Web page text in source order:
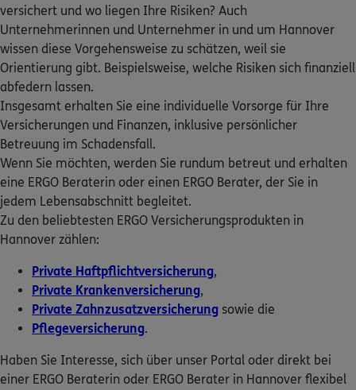
Rechnung einreichen
ERGO Berater finden
Kundenportal Log-in
Homepage besuchen
Klaus Walther
Bandelstr. 41,30171 Hannover (2.1 km)
Homepage besuchen
Georg Abel
Jordanstr. 26,30173 Hannover(2.7 km)
Homepage besuchen
Dean Ahlborn
Jordanstraße 26
Homepage besuchen
5/5
Andreas Hildebrandt
Homepage besuchen
versichert und wo liegen Ihre Risiken? Auch
Unternehmerinnen und Unternehmer in und um Hannover
wissen diese Vorgehensweise zu schätzen, weil sie
Orientierung gibt. Beispielsweise, welche Risiken sich finanziell
abfedern lassen.
Insgesamt erhalten Sie eine individuelle Vorsorge für Ihre
Versicherungen und Finanzen, inklusive persönlicher
Betreuung im Schadensfall.
Wenn Sie möchten, werden Sie rundum betreut und erhalten
eine ERGO Beraterin oder einen ERGO Berater, der Sie in
jedem Lebensabschnitt begleitet.
Zu den beliebtesten ERGO Versicherungsprodukten in
Hannover zählen:
Private Haftpflichtversicherung,
Private Krankenversicherung,
Private Zahnzusatzversicherung sowie die
Pflegeversicherung.
Haben Sie Interesse, sich über unser Portal oder direkt bei
einer ERGO Beraterin oder ERGO Berater in Hannover flexibel